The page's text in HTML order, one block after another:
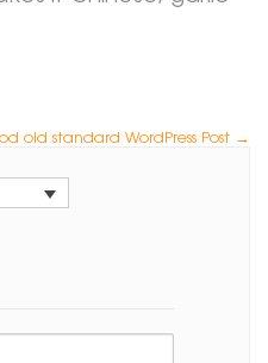
old standard WordPress Post →